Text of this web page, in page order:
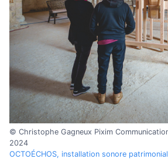
© Christophe Gagneux Pixim
2024
OCTOÉCHOS, installation sonore